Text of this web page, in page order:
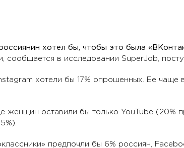
хотел бы, чтобы это была
в исследовании SuperJob,
хотели бы 17% опрошенных. Ее чаще
оставили бы только YouTube (20%
предпочли бы 6% россиян,